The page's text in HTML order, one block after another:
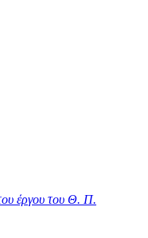
του έργου του Θ. Π.